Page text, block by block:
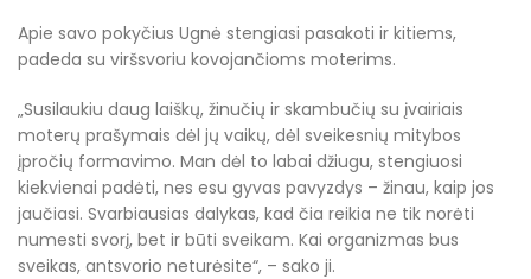
Apie savo pokyčius Ugnė stengiasi pasakoti ir kitiems,
padeda su viršsvoriu kovojančioms moterims.
„Susilaukiu daug laiškų, žinučių ir skambučių su įvairiais
moterų prašymais dėl jų vaikų, dėl sveikesnių mitybos
įpročių formavimo. Man dėl to labai džiugu, stengiuosi
kiekvienai padėti, nes esu gyvas pavyzdys – žinau, kaip jos
jaučiasi. Svarbiausias dalykas, kad čia reikia ne tik norėti
numesti svorį, bet ir būti sveikam. Kai organizmas bus
sveikas, antsvorio neturėsite“, – sako ji.